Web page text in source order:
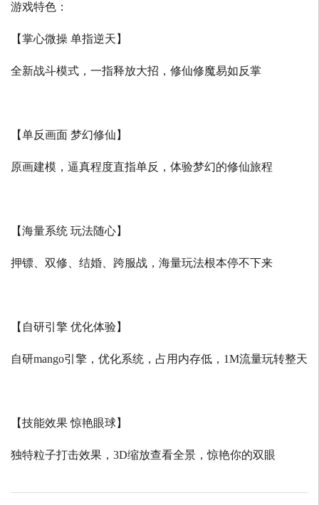
游戏特色：
【掌心微操 单指逆天】
全新战斗模式，一指释放大招，修仙修魔易如反掌
【单反画面 梦幻修仙】
原画建模，逼真程度直指单反，体验梦幻的修仙旅程
【海量系统 玩法随心】
押镖、双修、结婚、跨服战，海量玩法根本停不下来
【自研引擎 优化体验】
自研mango引擎，优化系统，占用内存低， 1M流量玩转整天
【技能效果 惊艳眼球】
独特粒子打击效果， 3D缩放查看全景，惊艳你的双眼